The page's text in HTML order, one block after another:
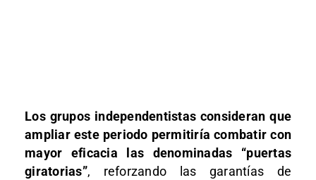
Los grupos independentistas consideran que
ampliar este periodo permitiría combatir con
mayor eficacia las denominadas “puertas
giratorias”, reforzando las garantías de